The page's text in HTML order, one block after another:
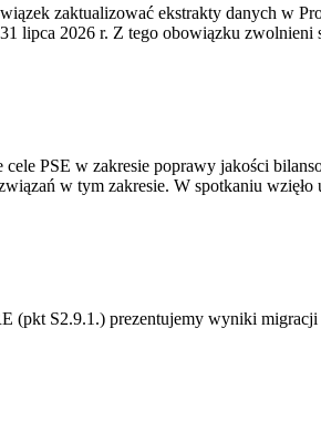
zaktualizować ekstrakty danych w
lipca 2026 r. Z tego obowiązku
PSE w zakresie poprawy jakości
w tym zakresie. W spotkaniu wzięło
(pkt S2.9.1.) prezentujemy wyniki